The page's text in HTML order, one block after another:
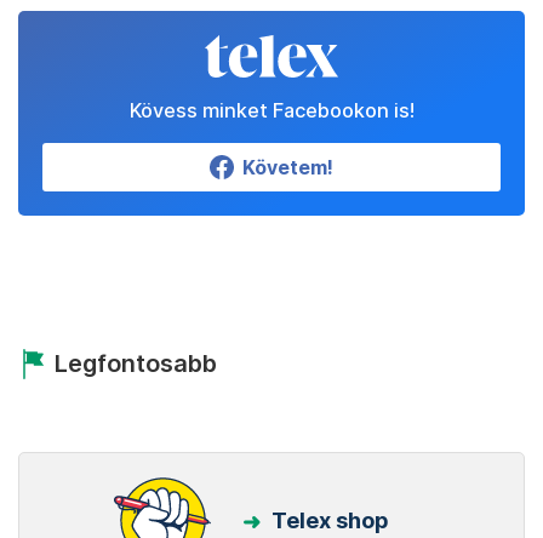
Kövess minket Facebookon is!
Követem!
Legfontosabb
Telex shop